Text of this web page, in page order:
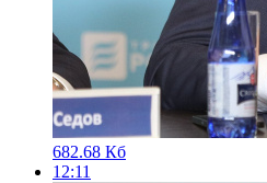
682.68 Кб
12:11